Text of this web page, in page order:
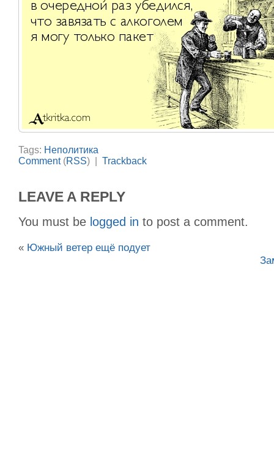
Tags: Неполитика
Comment(RSS) | Trackback
LEAVE A REPLY
You must be logged in to post a comment.
« Южный ветер ещё подует